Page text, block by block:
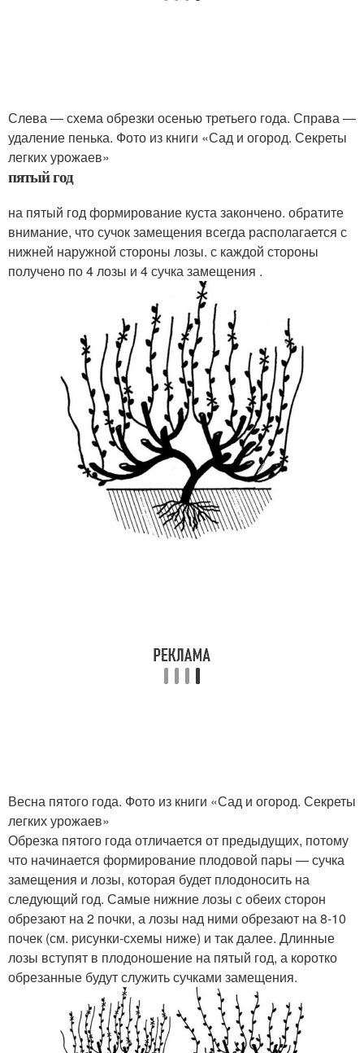
Слева — схема обрезки осенью третьего года. Справа —
удаление пенька. Фото из книги «Сад и огород. Секреты
легких урожаев»
пятый год
на пятый год формирование куста закончено. обратите
внимание, что сучок замещения всегда располагается с
нижней наружной стороны лозы. с каждой стороны
получено по 4 лозы и 4 сучка замещения .
Весна пятого года. Фото из книги «Сад и огород. Секреты
легких урожаев»
Обрезка пятого года отличается от предыдущих, потому
что начинается формирование плодовой пары — сучка
замещения и лозы, которая будет плодоносить на
следующий год. Самые нижние лозы с обеих сторон
обрезают на 2 почки, а лозы над ними обрезают на 8-10
почек (см. рисунки-схемы ниже) и так далее. Длинные
лозы вступят в плодоношение на пятый год, а коротко
обрезанные будут служить сучками замещения.